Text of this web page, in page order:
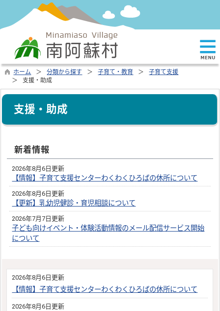
ホーム 分類から探す 子育て・教育
子育て支援
支援・助成
支援・助成
新着情報
2026年8月6日更新
【情報】子育て支援センターわくわくひろばの休所について
2026年8月6日更新
【更新】乳幼児健診・育児相談について
2026年7月7日更新
子ども向けイベント・体験活動情報のメール配信サービス開始
について
2026年8月6日更新
【情報】子育て支援センターわくわくひろばの休所について
2026年8月6日更新